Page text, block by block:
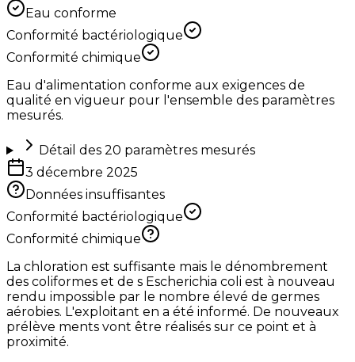
Eau conforme
Conformité bactériologique
Conformité chimique
Eau d'alimentation conforme aux exigences de
qualité en vigueur pour l'ensemble des paramètres
mesurés.
Détail des 20 paramètres mesurés
3 décembre 2025
Données insuffisantes
Conformité bactériologique
Conformité chimique
La chloration est suffisante mais le dénombrement
des coliformes et de s Escherichia coli est à nouveau
rendu impossible par le nombre élevé de germes
aérobies. L'exploitant en a été informé. De nouveaux
prélève ments vont être réalisés sur ce point et à
proximité.